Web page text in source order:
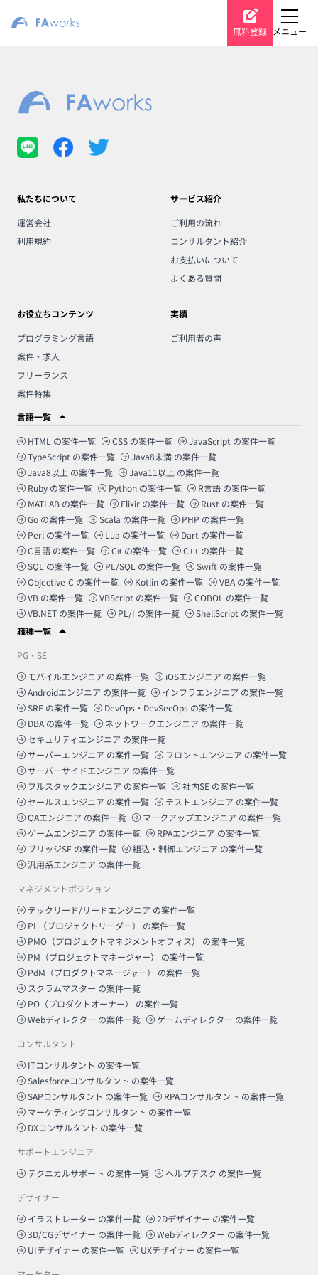
無料登録 メニュー
私たちについて
運営会社
利用規約
サービス紹介
ご利用の流れ
コンサルタント紹介
お支払いについて
よくある質問
お役立ちコンテンツ
プログラミング言語
案件・求人
フリーランス
案件特集
実績
ご利用者の声
言語一覧
HTML の案件一覧 CSS の案件一覧 JavaScript の案件一覧
TypeScript の案件一覧 Java8未満 の案件一覧
Java8以上 の案件一覧 Java11以上 の案件一覧
Ruby の案件一覧 Python の案件一覧 R言語 の案件一覧
MATLAB の案件一覧 Elixir の案件一覧 Rust の案件一覧
Go の案件一覧 Scala の案件一覧 PHP の案件一覧
Perl の案件一覧 Lua の案件一覧 Dart の案件一覧
C言語 の案件一覧 C# の案件一覧 C++ の案件一覧
SQL の案件一覧 PL/SQL の案件一覧 Swift の案件一覧
Objective-C の案件一覧 Kotlin の案件一覧 VBA の案件一覧
VB の案件一覧 VBScript の案件一覧 COBOL の案件一覧
VB.NET の案件一覧 PL/I の案件一覧 ShellScript の案件一覧
職種一覧
PG・SE
モバイルエンジニア の案件一覧 iOSエンジニア の案件一覧
Androidエンジニア の案件一覧 インフラエンジニア の案件一覧
SRE の案件一覧 DevOps・DevSecOps の案件一覧
DBA の案件一覧 ネットワークエンジニア の案件一覧
セキュリティエンジニア の案件一覧
サーバーエンジニア の案件一覧 フロントエンジニア の案件一覧
サーバーサイドエンジニア の案件一覧
フルスタックエンジニア の案件一覧 社内SE の案件一覧
セールスエンジニア の案件一覧 テストエンジニア の案件一覧
QAエンジニア の案件一覧 マークアップエンジニア の案件一覧
ゲームエンジニア の案件一覧 RPAエンジニア の案件一覧
ブリッジSE の案件一覧 組込・制御エンジニア の案件一覧
汎用系エンジニア の案件一覧
マネジメントポジション
テックリード/リードエンジニア の案件一覧
PL（プロジェクトリーダー）
の案件一覧
PMO（プロジェクトマネジメントオフィス）
の案件一覧
PM（プロジェクトマネージャー）
の案件一覧
PdM（プロダクトマネージャー）
の案件一覧
スクラムマスター の案件一覧
PO（プロダクトオーナー）
の案件一覧
Webディレクター の案件一覧 ゲームディレクター の案件一覧
コンサルタント
ITコンサルタント の案件一覧
Salesforceコンサルタント の案件一覧
SAPコンサルタント の案件一覧 RPAコンサルタント の案件一覧
マーケティングコンサルタント の案件一覧
DXコンサルタント の案件一覧
サポートエンジニア
テクニカルサポート の案件一覧 ヘルプデスク の案件一覧
デザイナー
イラストレーター の案件一覧 2Dデザイナー の案件一覧
3D/CGデザイナー の案件一覧 Webディレクター の案件一覧
UIデザイナー の案件一覧 UXデザイナー の案件一覧